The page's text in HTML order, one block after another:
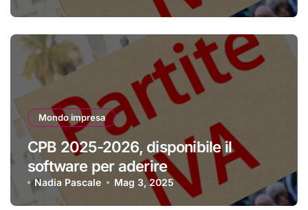
Mondo impresa
CPB 2025-2026, disponibile il
software per aderire
Nadia Pascale Mag 3, 2025